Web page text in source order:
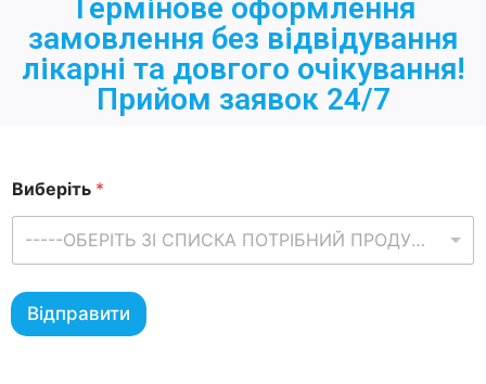
Термінове оформлення
замовлення без відвідування
лікарні та довгого очікування!
Прийом заявок 24/7
Виберіть *
-----ОБЕРІТЬ ЗІ СПИСКА ПОТРІБНИЙ ПРОДУКТ-----
Відправити